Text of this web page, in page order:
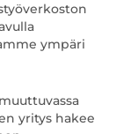
ympäri
yritys hakee